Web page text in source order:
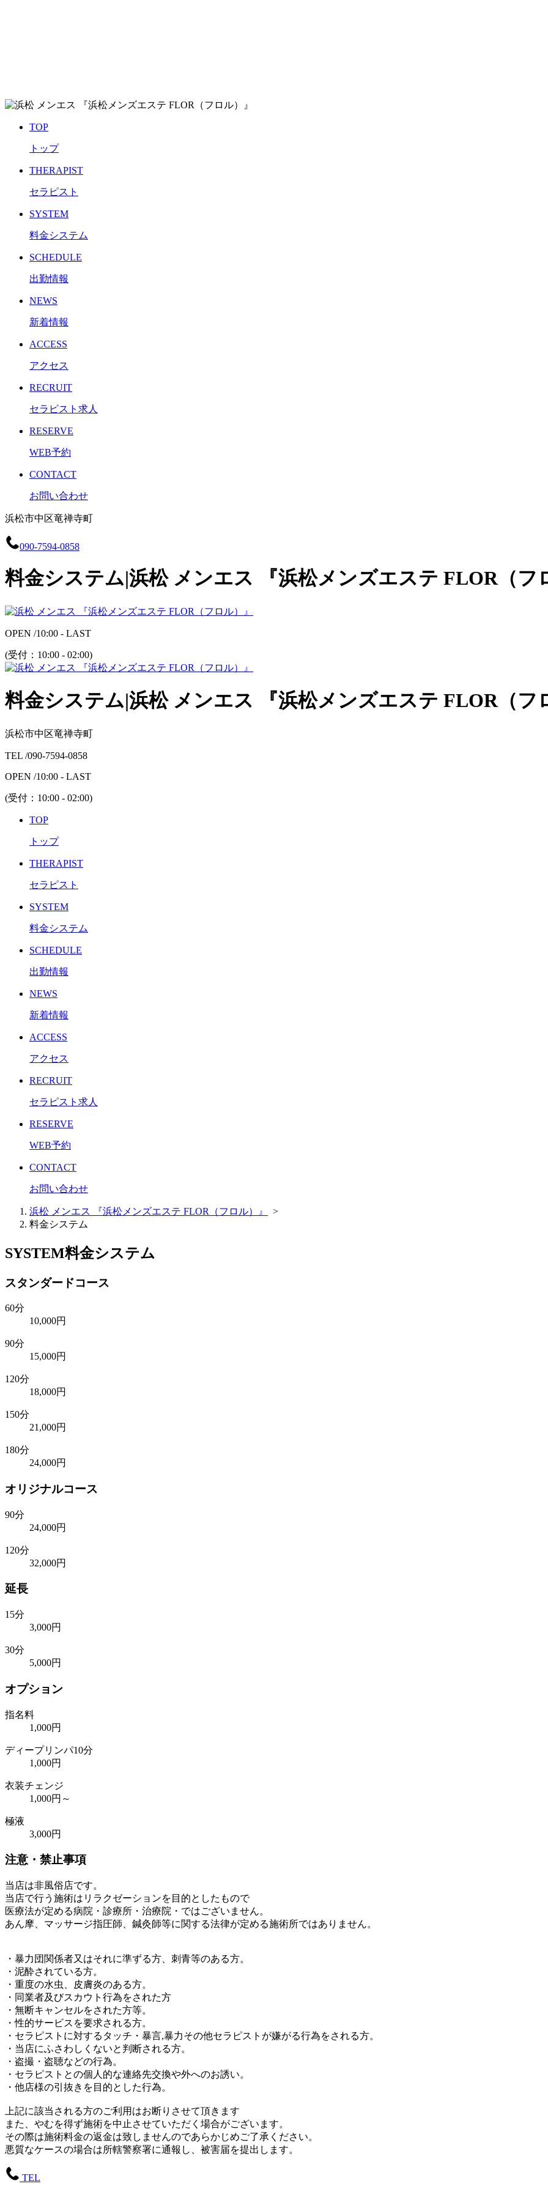
TOP
トップ
THERAPIST
セラピスト
SYSTEM
料金システム
SCHEDULE
出勤情報
NEWS
新着情報
ACCESS
アクセス
RECRUIT
セラピスト求人
RESERVE
WEB予約
CONTACT
お問い合わせ
浜松市中区竜禅寺町
090-7594-0858
料金システム|浜松 メンエス 『浜松メンズエステ FLOR（フ
OPEN /10:00 - LAST
(受付： 10:00 - 02:00)
料金システム|浜松 メンエス 『浜松メンズエステ FLOR（フ
浜松市中区竜禅寺町
TEL /090-7594-0858
OPEN /10:00 - LAST
(受付： 10:00 - 02:00)
TOP
トップ
THERAPIST
セラピスト
SYSTEM
料金システム
SCHEDULE
出勤情報
NEWS
新着情報
ACCESS
アクセス
RECRUIT
セラピスト求人
RESERVE
WEB予約
CONTACT
お問い合わせ
浜松 メンエス 『浜松メンズエステ FLOR（フロル）』
>
料金システム
SYSTEM料金システム
スタンダードコース
60分
10,000円
90分
15,000円
120分
18,000円
150分
21,000円
180分
24,000円
オリジナルコース
90分
24,000円
120分
32,000円
延長
15分
3,000円
30分
5,000円
オプション
指名料
1,000円
ディープリンパ10分
1,000円
衣装チェンジ
1,000円～
極液
3,000円
注意・禁止事項
当店は非風俗店です。
当店で行う施術はリラクゼーションを目的としたもので
医療法が定める病院・診療所・治療院・ではございません。
あん摩、マッサージ指圧師、鍼灸師等に関する法律が定める施術所ではありません。
・暴力団関係者又はそれに準ずる方、刺青等のある方。
・泥酔されている方。
・重度の水虫、皮膚炎のある方。
・同業者及びスカウト行為をされた方
・無断キャンセルをされた方等。
・性的サービスを要求される方。
・セラピストに対するタッチ・暴言,暴力その他セラピストが嫌がる行為をされる方。
・当店にふさわしくないと判断される方。
・盗撮・盗聴などの行為。
・セラピストとの個人的な連絡先交換や外へのお誘い。
・他店様の引抜きを目的とした行為。
上記に該当される方のご利用はお断りさせて頂きます
また、やむを得ず施術を中止させていただく場合がございます。
その際は施術料金の返金は致しませんのであらかじめご了承ください。
悪質なケースの場合は所轄警察署に通報し、被害届を提出します。
TEL